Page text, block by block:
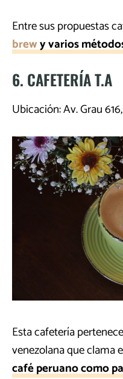
Entre sus propuestas
brewy varios
6. CAFETERÍA T.A
Ubicación: Av. Grau
Esta cafetería
venezolana que clama
café peruano como